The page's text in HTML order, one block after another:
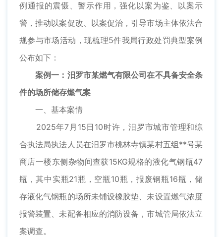
例通报的震慑、警示作用，强化以案为鉴、以案示
警，推动以案促改、以案促治，引导市场主体依法合
规参与市场活动，现梳理5件我局行政处罚典型案例
公布如下：
案例一：汨罗市某燃气有限公司在不具备安全条
件的场所储存燃气案
一、基本案情
2025年7月15日10时许，汨罗市城市管理和综
合执法局执法人员在汨罗市桃林寺镇某村五组**号某
商店一楼东侧杂物间查获15KG规格的液化气钢瓶47
瓶，其中实瓶21瓶，空瓶10瓶，报废钢瓶16瓶，储
存液化气钢瓶的场所未铺设橡胶垫、未设置燃气浓度
报警装置、未配备相应的消防设备，市城管局依法立
案调查。